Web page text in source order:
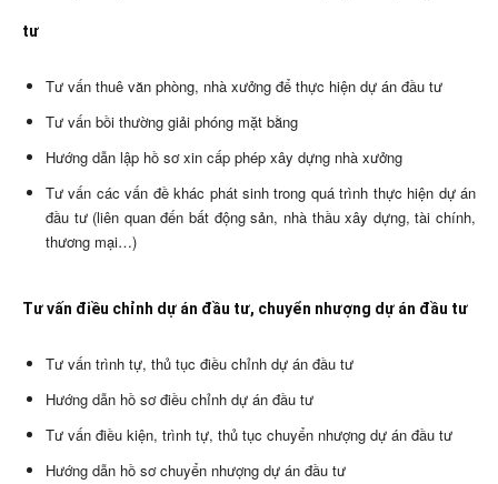
tư
Tư vấn thuê văn phòng, nhà xưởng để thực hiện dự án đầu tư
Tư vấn bồi thường giải phóng mặt bằng
Hướng dẫn lập hồ sơ xin cấp phép xây dựng nhà xưởng
Tư vấn các vấn đề khác phát sinh trong quá trình thực hiện dự án
đầu tư (liên quan đến bất động sản, nhà thầu xây dựng, tài chính,
thương mại…)
Tư vấn điều chỉnh dự án đầu tư, chuyển nhượng dự án đầu tư
Tư vấn trình tự, thủ tục điều chỉnh dự án đầu tư
Hướng dẫn hồ sơ điều chỉnh dự án đầu tư
Tư vấn điều kiện, trình tự, thủ tục chuyển nhượng dự án đầu tư
Hướng dẫn hồ sơ chuyển nhượng dự án đầu tư